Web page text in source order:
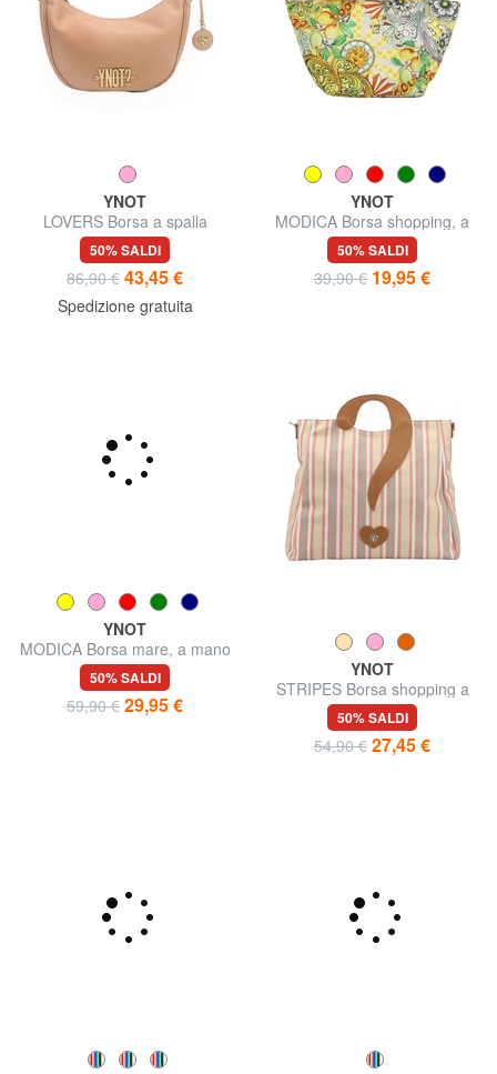
YNOT
LOVERS Borsa a spalla
50% SALDI
86,90 € 43,45 €
Spedizione gratuita
YNOT
MODICA Borsa shopping, a
spalla
50% SALDI
39,90 € 19,95 €
YNOT
MODICA Borsa mare, a mano
50% SALDI
YNOT
STRIPES Borsa shopping a
mano, con tracolla
50% SALDI
54,90 € 27,45 €